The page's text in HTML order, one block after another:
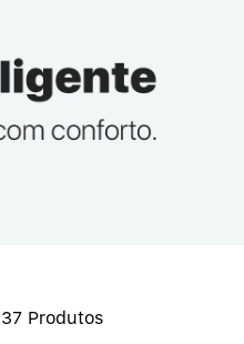
37 Produtos